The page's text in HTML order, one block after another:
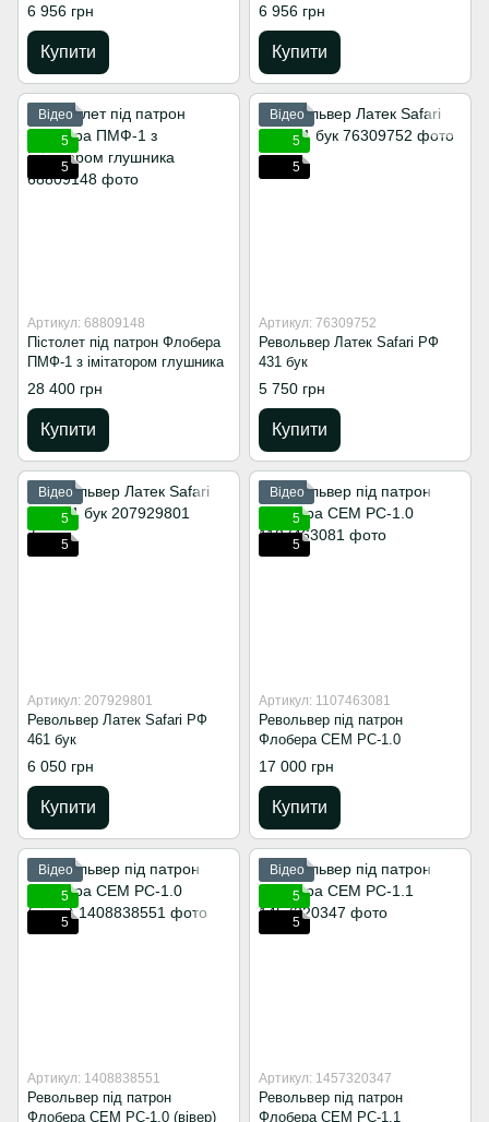
6 956 грн
Купити
6 956 грн
Купити
Відео
5
5
Артикул: 68809148
Пістолет під патрон Флобера
ПМФ-1 з імітатором глушника
28 400 грн
Купити
Відео
5
5
Артикул: 76309752
Револьвер Латек Safari РФ
431 бук
5 750 грн
Купити
Відео
5
5
Артикул: 207929801
Револьвер Латек Safari РФ
461 бук
6 050 грн
Купити
Відео
5
5
Артикул: 1107463081
Револьвер під патрон
Флобера СЕМ РС-1.0
17 000 грн
Купити
Відео
5
5
Артикул: 1408838551
Револьвер під патрон
Флобера СЕМ РС-1.0 (вівер)
Відео
5
5
Артикул: 1457320347
Револьвер під патрон
Флобера СЕМ РС-1.1